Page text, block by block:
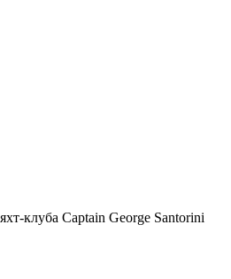
клуба Captain George Santorini